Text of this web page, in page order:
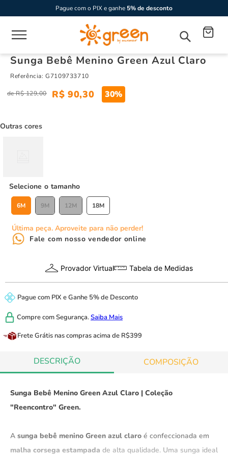
Pague com o PIX e ganhe 5% de desconto
Sunga Bebê Menino Green Azul Claro
Referência:G7109733710
R$ 129,00 R$ 90,30 30%
Outras cores
tamanho
6M 9M 12M 18M
Última peça. Aproveite para não perder!
Fale com nosso vendedor online
Provador Virtual Tabela de Medidas
Pague com PIX eGanhe 5% de Desconto
Compre comSegurança.Saiba Mais
Frete Grátis nas compras acima de R$399
DESCRIÇÃO COMPOSIÇÃO
Sunga Bebê Menino Green Azul Claro | Coleção
"Reencontro" Green.
A sunga bebê menino Green azul claro é confeccionada em
malha corsega estampada de alta qualidade. Uma sunga ideal